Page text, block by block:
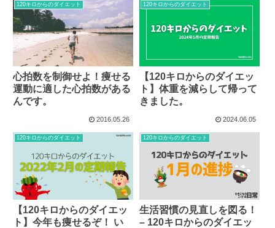
120キロからのダイエット
心拍数を制御せよ！痩せる
運動に適した心拍数がある
んです。
2016.05.26
120キロからのダイエット
【120キロからのダイエッ
ト】体重を減らして帰って
きました。
2024.06.05
120キロからのダイエット
【120キロからのダイエッ
ト】今年も痩せるぞ！ い
120キロからのダイエット
生活習慣の見直しを図る！
– 120キロからのダイエッ